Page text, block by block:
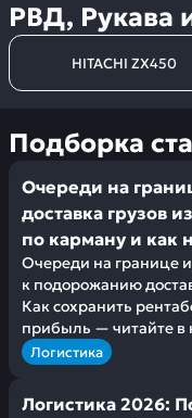
РВД, Рукава
HITACHI ZX450
Подборка
Очереди на
доставка грузов
по карману и как
Очереди на границе
к подорожанию
Как сохранить
прибыль — читайте в
Логистика
Логистика 2026: